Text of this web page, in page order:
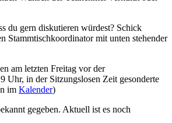
du gern diskutieren würdest? Schick
Stammtischkoordinator mit unten stehender
am letzten Freitag vor der
Uhr, in der Sitzungslosen Zeit gesonderte
im Kalender)
gegeben. Aktuell ist es noch